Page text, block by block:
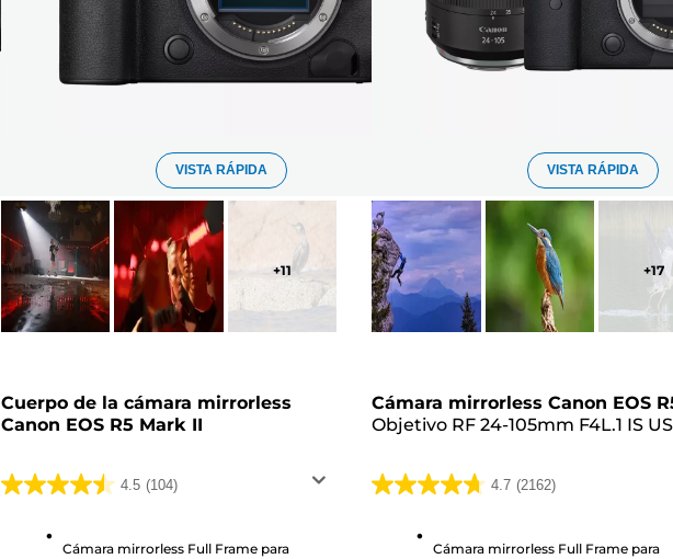
VISTA RÁPIDA
+11
Cuerpo de la cámara mirrorless
Canon EOS R5 Mark II
4.5 (104)
4.5
Cámara mirrorless Full Frame para
VISTA RÁPIDA
+17
Cámara mirrorless Canon EOS
Objetivo RF 24-105mm F4L.1 IS
4.7 (2162)
4.7
Cámara mirrorless Full Frame para